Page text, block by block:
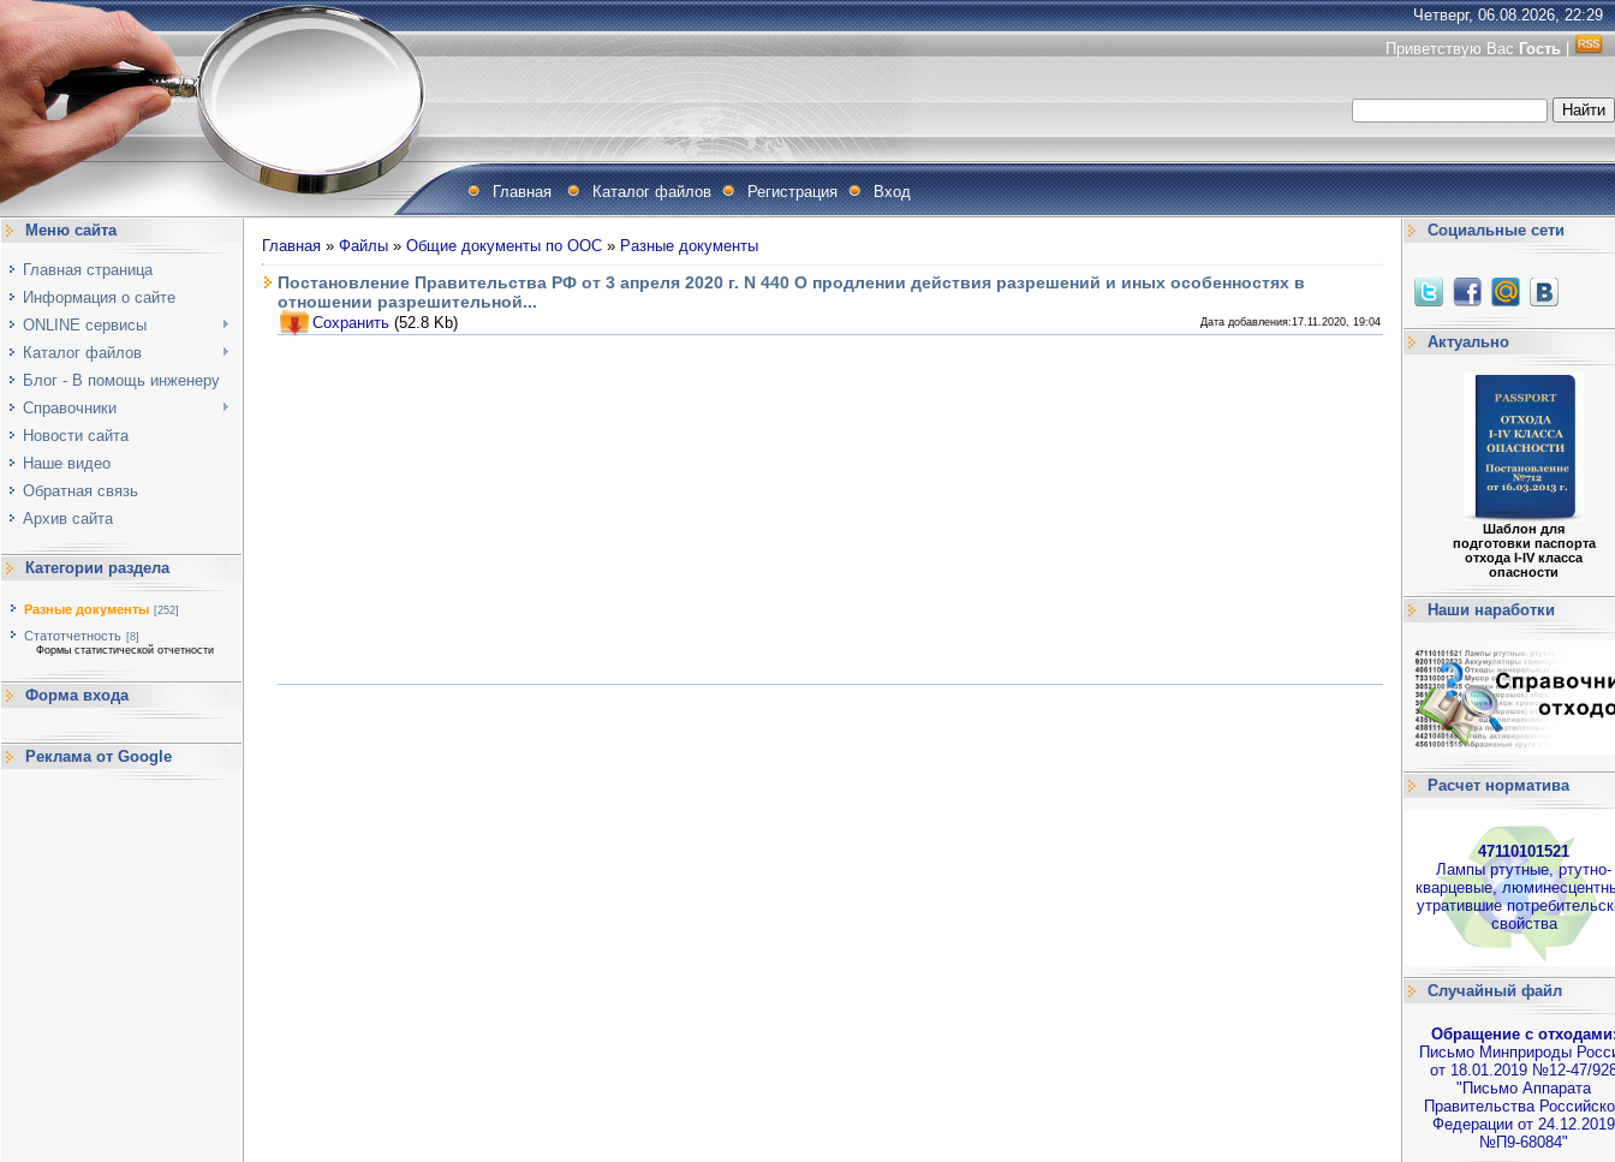
Четверг, 06.08.2026, 22:29
Приветствую Вас Гость
Главная Каталог файлов Регистрация Вход
Меню сайта
Главная страница
Информация о сайте
ONLINE сервисы
Каталог файлов
Блог - В помощь инженеру
Справочники
Новости сайта
Наше видео
Обратная связь
Архив сайта
Категории раздела
Разные документы [252]
Статотчетность [8]
Формы статистической отчетности
Форма входа
Реклама от Google
Главная » Файлы » Общие документы по ООС » Разные документы
Постановление Правительства РФ от 3 апреля 2020 г. N 440 О продлении действия разрешений и иных особенностях в
отношении разрешительной...
Сохранить (52.8 Kb) Дата добавления:17.11.2020, 19:04
Социальные сети
Актуально
Шаблон для
подготовки паспорта
отхода I-IV класса
опасности
Наши наработки
Расчет норматива
47110101521
Лампы ртутные, ртутно-
кварцевые,
утратившие
свойства
Случайный файл
Обращение с
Письмо Минприроды
от 18.01.2019 №12-47/
"Письмо Аппарата
Правительства
Федерации от 24.12.2019
№П9-68084"